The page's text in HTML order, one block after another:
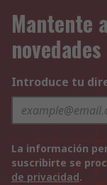
Mantente
Introduce tu
La información
suscribirte se
de privacidad.